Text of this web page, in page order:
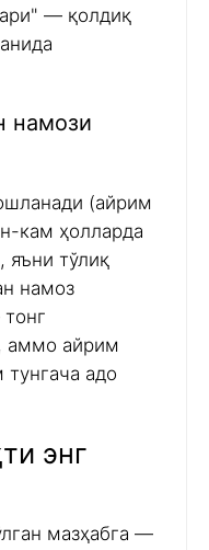
— қолдиқ
намози
(айрим
кам ҳолларда
тўлиқ
намоз
аммо айрим
адо
энг
мазҳабга —